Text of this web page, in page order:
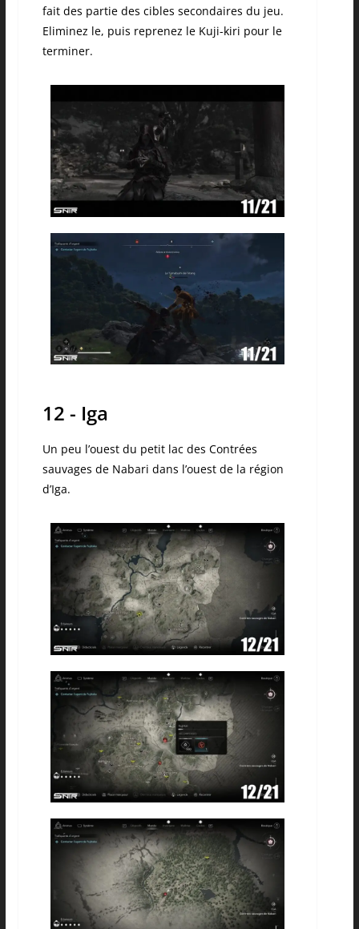
fait des partie des cibles secondaires du jeu.
Eliminez le, puis reprenez le Kuji-kiri pour le
terminer.
12 - Iga
Un peu l’ouest du petit lac des Contrées
sauvages de Nabari dans l’ouest de la région
d’Iga.